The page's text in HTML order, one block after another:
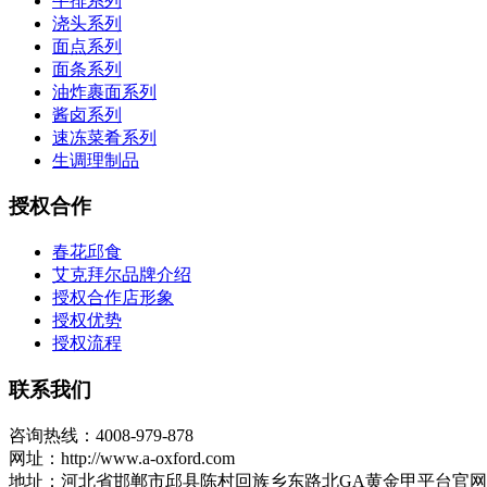
浇头系列
面点系列
面条系列
油炸裹面系列
酱卤系列
速冻菜肴系列
生调理制品
授权合作
春花邱食
艾克拜尔品牌介绍
授权合作店形象
授权优势
授权流程
联系我们
咨询热线：4008-979-878
网址：http://www.a-oxford.com
地址：河北省邯郸市邱县陈村回族乡东路北GA黄金甲平台官